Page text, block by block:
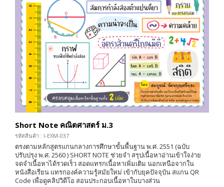
Short Note คณิตศาสตร์ ม.3
รหัสสินค้า : I-EXM-037
ตรงตามหลักสูตรแกนกลางการศึกษาขั้นพื้นฐาน พ.ศ. 2551 (ฉบับ
ปรับปรุง พ.ศ. 2560 ) SHORT NOTE ช่วยจำ สรุปเนื้อหาอ่านเข้าใจง่าย
จดจำเนื้อหาได้รวดเร็ว สอดแทรกเนื้อหาเพิ่มเติม นอกเหนือจากใน
หนังสือเรียน แทรกองค์ความรู้สมัยใหม่ เข้ากับยุคปัจจุบัน สแกน QR
Code เพื่อดูคลิปวิดีโอ สอนประกอบเนื้อหาในบางส่วน